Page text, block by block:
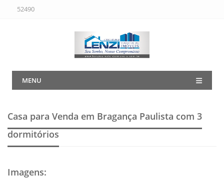
52490
MENU
Casa para Venda em Bragança Paulista com 3
dormitórios
Imagens: